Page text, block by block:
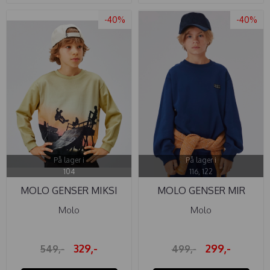
-40%
På lager i
104
MOLO GENSER MIKSI
SKATE FADE
Molo
549,- 329,-
-40%
På lager i
116, 122
MOLO GENSER MIR
SAILOR
Molo
499,- 299,-